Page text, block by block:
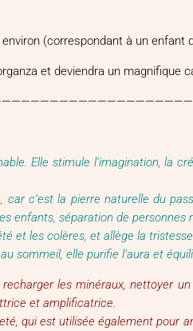
(correspondant à un enfant
et deviendra un magnifique
Elle stimule l’imagination, la
c’est la pierre naturelle du
enfants, séparation de
et les colères, et allège la
sommeil, elle purifie l’aura et
les minéraux, nettoyer un
et amplificatrice.
qui est utilisée également